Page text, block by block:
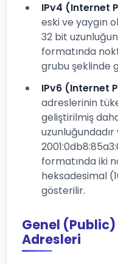
IPv4 (Internet
eski ve yaygın
32 bit
formatında
grubu şeklinde
IPv6 (Internet
adreslerinin
geliştirilmiş
uzunluğundadır
formatında iki
heksadesimal
gösterilir.
Genel (Public)
Adresleri